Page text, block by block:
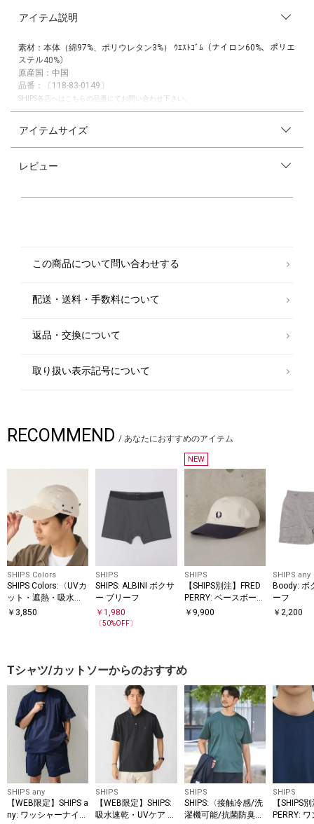
アイテム説明
素材：本体（綿97%、ポリウレタン3%） ｳｴｽﾄｺﾞﾑ（ナイロン60%、ポリエ
ステル40%）
原産国：中国
品番：〔118-83-0149〕
SHIPS各店へはこちらの品番にてお問い合わせ下さい。
ます。
※衛生用品のため、返品交換は不可とさせていただきます。必ずご同意の
アイテムサイズ
レビュー
この商品について問い合わせする
配送・送料・手数料について
返品・交換について
取り扱い表示記号について
RECOMMEND / あなたにおすすめのアイテム
SHIPS Colors
SHIPS Colors:〈UVカ
ット・遮熱・吸水速
乾〉ヒート シールド
￥ 3,850
SHIPS
SHIPS: ALBINI ボクサ
ー ブリーフ
￥1,980
〔50%OFF〕
NEW
SHIPS
【SHIPS別注】FRED
PERRY: ベースボール
キャップ
￥ 9,900
SHIPS any
Boody: ボ
ーフ
￥2,200
Tシャツ/カットソーからのおすすめ
SHIPS any
【WEB限定】SHIPS a
ny: ワッシャーナイロ
SHIPS
【WEB限定】SHIPS:
吸水速乾・UVケア Dr
SHIPS
SHIPS:〈接触冷感/洗
濯機可能/抗菌防臭〉
SHIPS
【SHIPS
PERRY: